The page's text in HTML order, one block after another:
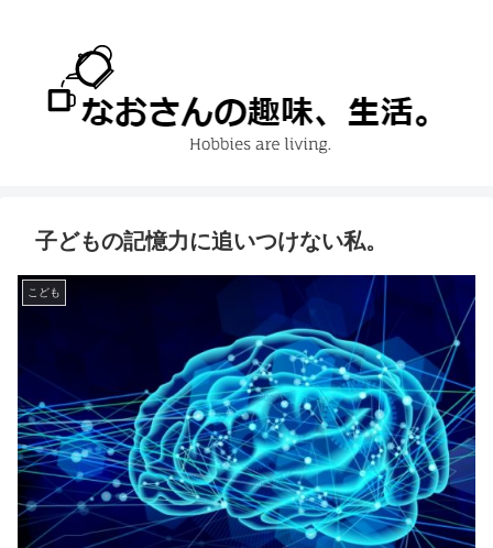
子どもの記憶力に追いつけない私。
こども